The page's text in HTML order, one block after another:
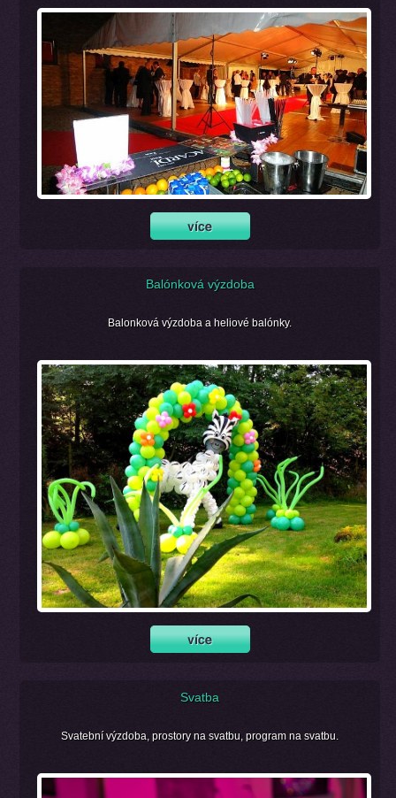
Balónková výzdoba
Balonková výzdoba a heliové balónky.
Svatba
Svatební výzdoba, prostory na svatbu, program na svatbu.